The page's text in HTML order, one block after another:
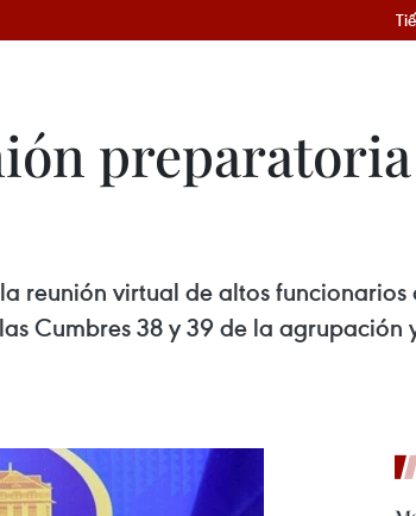
reunión virtual de altos
Cumbres 38 y 39 de la agrupación